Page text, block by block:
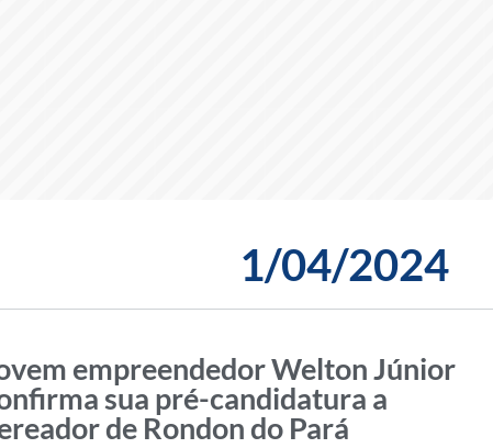
1/04/2024
empreendedor Welton Júnior
sua pré-candidatura a
de Rondon do Pará